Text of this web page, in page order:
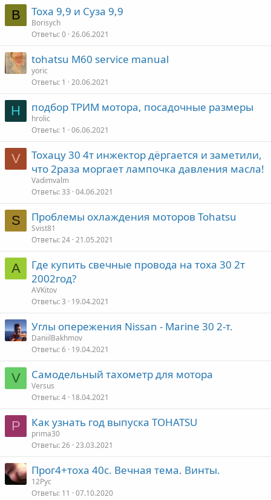
B Тоха 9,9 и Суза 9,9
Borisych
Ответы 0 26.06.2021
tohatsu M60 service manual
yoric
Ответы 1 20.06.2021
H подбор ТРИМ мотора, посадочные размеры
hrolic
Ответы 1 06.06.2021
V
Тохацу 30 4т инжектор дёргается и заметили,
что 2раза моргает лампочка давления масла!
Vadimvalm
Ответы 33 04.06.2021
S Проблемы охлаждения моторов Tohаtsu
Svist81
Ответы 24 21.05.2021
A
Где купить свечные провода на тоха 30 2т
2002год?
AVKitov
Ответы 3 19.04.2021
Углы опережения Nissan - Marine 30 2-т.
DaniilBakhmov
Ответы 6 19.04.2021
V Самодельный тахометр для мотора
Versus
Ответы 4 18.04.2021
P Как узнать год выпуска TOHATSU
prima30
Ответы 26 23.03.2021
Прог4+тоха 40с. Вечная тема. Винты.
12Рус
Ответы 11 07.10.2020